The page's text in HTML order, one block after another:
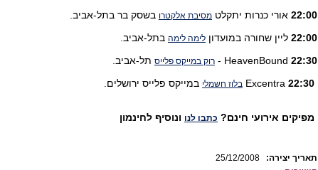
22:00 אורי כנרות יתקלט מסיבת אלקטרו בשסק בר בתל-אביב.
22:00 ליין שחורה במועדון לימה לימה בתל-אביב.
22:30
HeavenBound - רוק במייקס פלייס תל-אביב.
22:30
Excentra בלוז חשמלי במייקס פלייס ירושלים.
מפיקים אירועי חינם? כתבו לנו ונוסיף לחינמון
25/12/2008
:תאריך יצירה